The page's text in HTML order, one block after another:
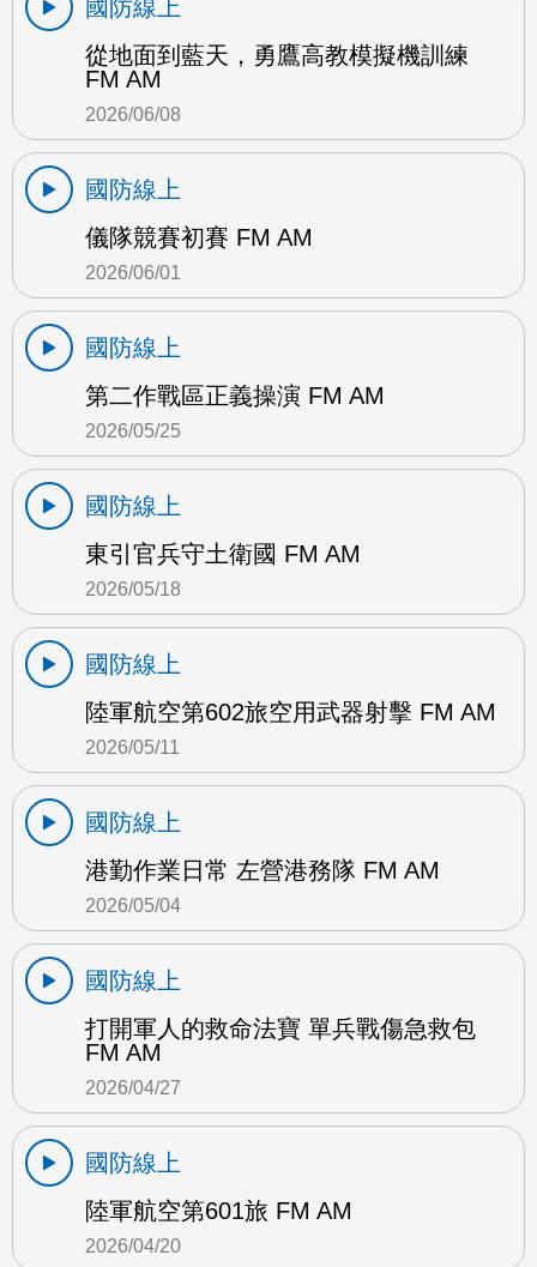
國防線上
從地面到藍天，勇鷹高教模擬機訓練
FM AM
2026/06/08
國防線上
儀隊競賽初賽 FM AM
2026/06/01
國防線上
第二作戰區正義操演 FM AM
2026/05/25
國防線上
東引官兵守土衛國 FM AM
2026/05/18
國防線上
陸軍航空第602旅空用武器射擊 FM AM
2026/05/11
國防線上
港勤作業日常 左營港務隊 FM AM
2026/05/04
國防線上
打開軍人的救命法寶 單兵戰傷急救包
FM AM
2026/04/27
國防線上
陸軍航空第601旅 FM AM
2026/04/20